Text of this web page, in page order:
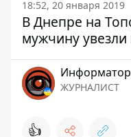
18:52, 20 января 2019
В Днепре на
мужчину
ЖУРНАЛИСТ
👍